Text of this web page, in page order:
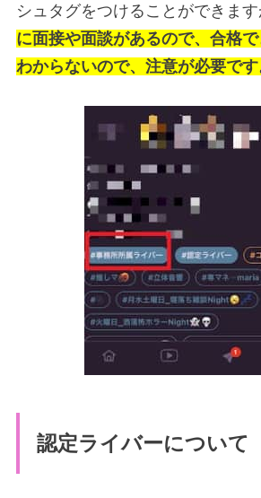
シュタグをつけることができます
に面接や面談があるので、合格
わからないので、注意が必要です
認定ライバーについて